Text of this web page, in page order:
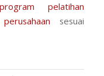
program pelatihan
sesuai